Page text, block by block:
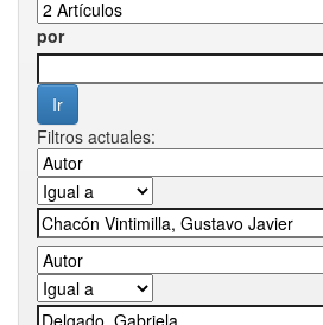
por
Filtros actuales: